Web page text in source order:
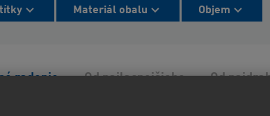
Materiál obalu Objem
radenie Od najlacnejšieho Od